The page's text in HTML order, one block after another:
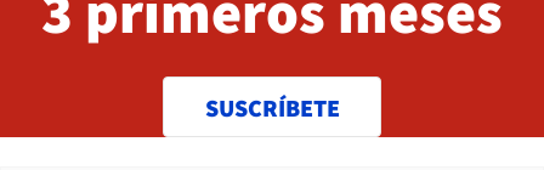
SUSCRÍBETE